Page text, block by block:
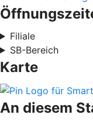
Filiale
SB-Bereich
Karte
An diesem